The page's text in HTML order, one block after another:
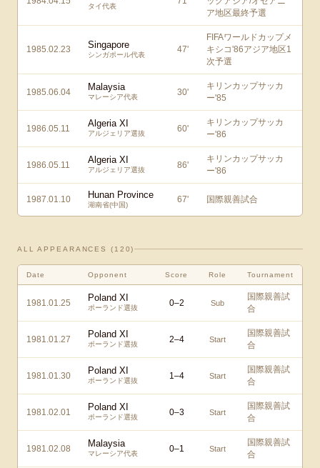
タイ代表
ア地区最終予選
1985.02.23 Singapore
シンガポール代表
47'
FIFAワールドカップメ
キシコ'86アジア地区1
次予選
1985.06.04 Malaysia
マレーシア代表 30'
キリンカップサッカ
ー'85
1986.05.11 Algeria XI
アルジェリア選抜 60'
キリンカップサッカ
ー'86
1986.05.11 Algeria XI
アルジェリア選抜 86'
キリンカップサッカ
ー'86
1987.01.10 Hunan Province
湖南省(中国)
67' 国際親善試合
ALL APPEARANCES ( 120)
Date Opponent Score Role Tournament
1981.01.25 Poland XI
ポーランド選抜 0–2 Sub
国際親善試
合
1981.01.27 Poland XI
ポーランド選抜 2–4 Start
国際親善試
合
1981.01.30 Poland XI
ポーランド選抜 1–4 Start
国際親善試
合
1981.02.01 Poland XI
ポーランド選抜 0–3 Start
国際親善試
合
1981.02.08 Malaysia
マレーシア代表 0–1 Start
国際親善試
合